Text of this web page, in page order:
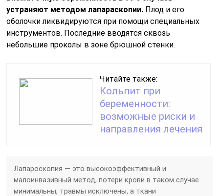
устраняют методом лапараскопии. Плод и его
оболочки ликвидируются при помощи специальных
инструментов. Последние вводятся сквозь
небольшие проколы в зоне брюшной стенки.
Читайте также:
Кольпит при
беременности:
возможные риски и
направления лечения
Лапароскопия — это высокоэффективный и
малоинвазивный метод, потери крови в таком случае
минимальны, травмы исключены, а ткани